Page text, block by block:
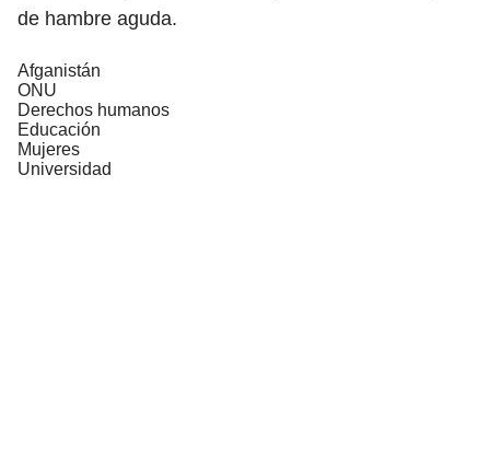
de hambre aguda.
Afganistán
ONU
Derechos humanos
Educación
Mujeres
Universidad